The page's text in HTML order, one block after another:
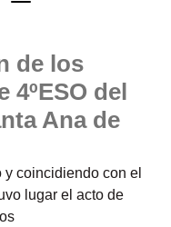
de los
4ºESO del
Ana de
coincidiendo con el
lugar el acto de